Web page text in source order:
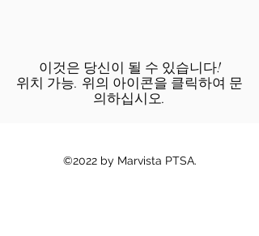
이것은 당신이 될 수 있습니다!
위치 가능. 위의 아이콘을 클릭하여 문
의하십시오.
©2022 by Marvista PTSA.